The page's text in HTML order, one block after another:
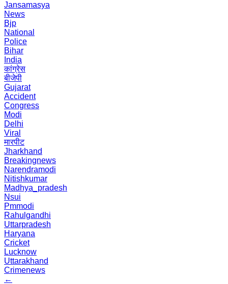
Jansamasya
News
Bjp
National
Police
Bihar
India
कांग्रेस
बीजेपी
Gujarat
Accident
Congress
Modi
Delhi
Viral
मारपीट
Jharkhand
Breakingnews
Narendramodi
Nitishkumar
Madhya_pradesh
Nsui
Pmmodi
Rahulgandhi
Uttarpradesh
Haryana
Cricket
Lucknow
Uttarakhand
Crimenews
←